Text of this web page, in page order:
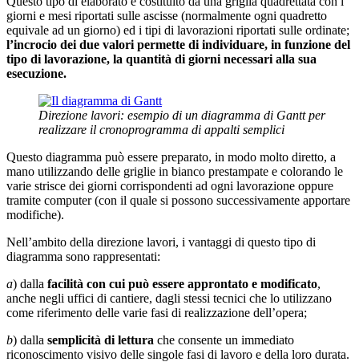
giorni e mesi riportati sulle ascisse (normalmente ogni quadretto
equivale ad un giorno) ed i tipi di lavorazioni riportati sulle ordinate;
l’incrocio dei due valori permette di individuare, in funzione del
tipo di lavorazione, la quantità di giorni necessari alla sua
esecuzione.
Direzione lavori: esempio di un diagramma di Gantt per
realizzare il cronoprogramma di appalti semplici
Questo diagramma può essere preparato, in modo molto diretto, a
mano utilizzando delle griglie in bianco prestampate e colorando le
varie strisce dei giorni corrispondenti ad ogni lavorazione oppure
tramite computer (con il quale si possono successivamente apportare
modifiche).
Nell’ambito della direzione lavori, i vantaggi di questo tipo di
diagramma sono rappresentati:
a) dalla facilità con cui può essere approntato e modificato,
anche negli uffici di cantiere, dagli stessi tecnici che lo utilizzano
come riferimento delle varie fasi di realizzazione dell’opera;
b) dalla semplicità di lettura che consente un immediato
riconoscimento visivo delle singole fasi di lavoro e della loro durata.